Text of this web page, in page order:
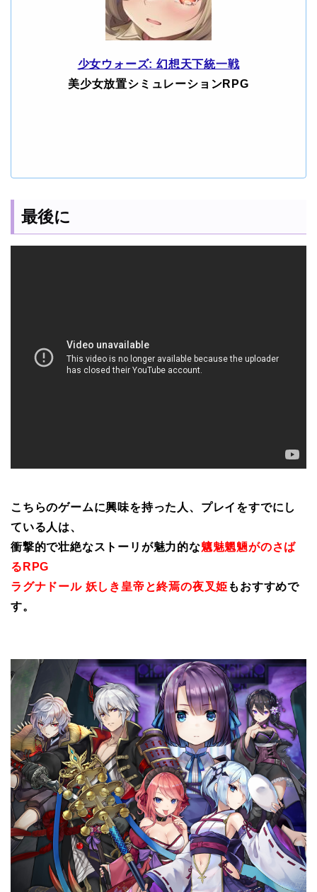
少女ウォーズ: 幻想天下統一戦
美少女放置シミュレーションRPG
最後に
こちらのゲームに興味を持った人、プレイをすでにし
ている人は、
衝撃的で壮絶なストーリが魅力的な魑魅魍魎がのさば
るRPG
ラグナドール 妖しき皇帝と終焉の夜叉姫 もおすすめで
す。